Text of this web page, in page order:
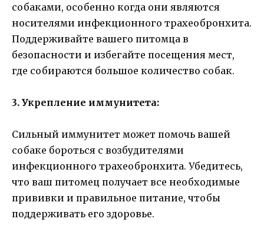
собаками, особенно когда они являются
носителями инфекционного трахеобронхита.
Поддерживайте вашего питомца в
безопасности и избегайте посещения мест,
где собираются большое количество собак.
3. Укрепление иммунитета:
Сильный иммунитет может помочь вашей
собаке бороться с возбудителями
инфекционного трахеобронхита. Убедитесь,
что ваш питомец получает все необходимые
прививки и правильное питание, чтобы
поддерживать его здоровье.